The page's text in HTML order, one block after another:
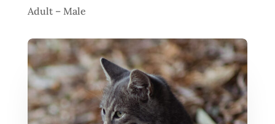
Adult – Male